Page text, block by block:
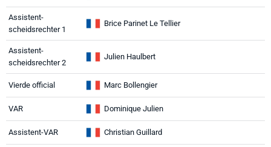
Assistent-
scheidsrechter 1
Brice Parinet Le Tellier
Assistent-
scheidsrechter 2
Julien Haulbert
Vierde official Marc Bollengier
VAR Dominique Julien
Assistent-VAR Christian Guillard